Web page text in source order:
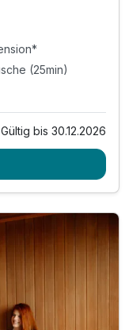
(25min)
Pfad
Gültig bis 30.12.2026